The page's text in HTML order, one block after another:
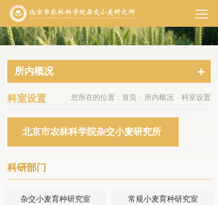
所内概况
您所在的位置： 首页 - 所内概况 - 科室设置
科室设置
北京市农林科学院杂交小麦研究所
科研部门
杂交小麦育种研究室 常规小麦育种研究室